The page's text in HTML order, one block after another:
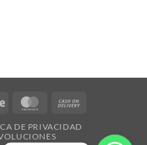
Stripe MasterCard
Delivery
DE PRIVACIDAD